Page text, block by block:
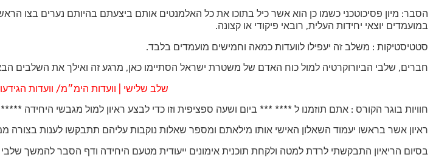
הסבר: מיון פסיכוטכני כשמו כן הוא אשר כיל בתוכו את כל האלמנטים אותם ביצעתם בהיותם נערים בצו
במועמדים יוצאי יחידות העלית, רובאי פיקודי או קצונה.
סטטיסטיקות : משלב זה יעפילו לוועדות כמאה וחמישים מועמדים בלבד.
חברים, שלבי הביורוקרטיה למול כוח האדם של משטרת ישראל הסתיימו כאן, מרגע זה ואילך את השלבים
שלב שלישי | וועדות הימ״מ/ וועדות
חוויות בוגר הקורס : אתם תוזמנו ל **** *** ביום ושעה ספציפית וזו כדי לבצע ראיון למול מגבשי היחידה
ראיון אשר בראשו יעמוד השאלון האישי אותו מילאתם ומספר שאלות נוקבות עליהם תתבקשו לענות בצורה
בסיום הריאיון התבקשתי לרדת למטה ולקחת תוכנית אימונים ייעודית מטעם היחידה ודף הסבר להמשך שלבי